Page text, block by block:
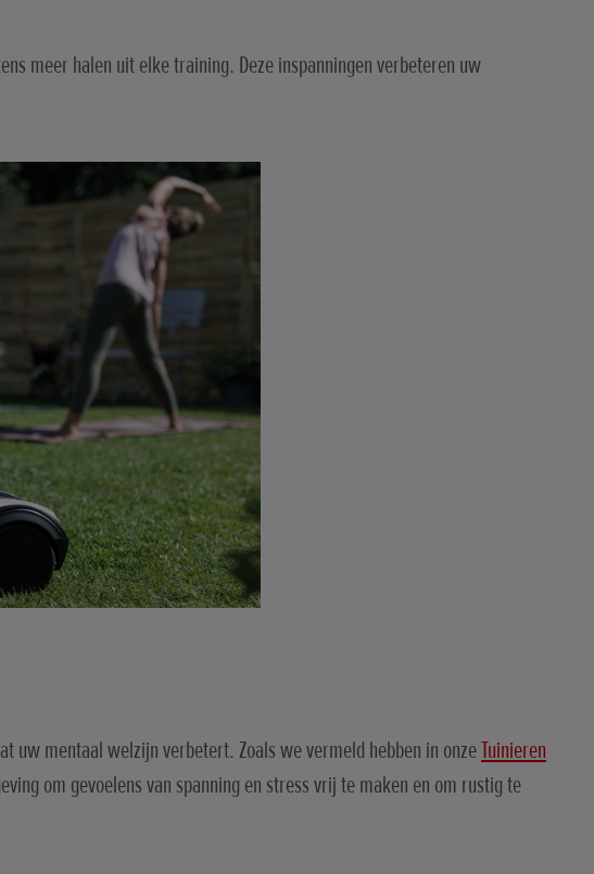
meer halen uit elke training. Deze inspanningen verbeteren uw
uw mentaal welzijn verbetert. Zoals we vermeld hebben in onzeTuinieren
om gevoelens van spanning en stress vrij te maken en om rustig te